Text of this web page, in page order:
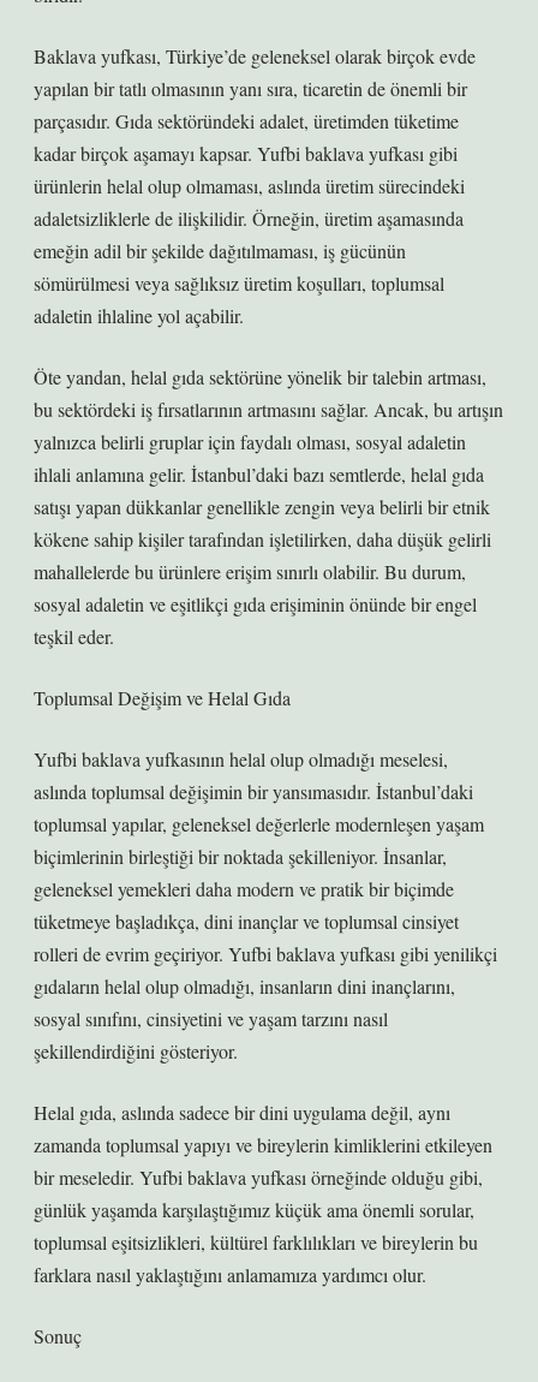
Baklava yufkası, Türkiye’de geleneksel olarak birçok evde
yapılan bir tatlı olmasının yanı sıra, ticaretin de önemli bir
parçasıdır. Gıda sektöründeki adalet, üretimden tüketime
kadar birçok aşamayı kapsar. Yufbi baklava yufkası gibi
ürünlerin helal olup olmaması, aslında üretim sürecindeki
adaletsizliklerle de ilişkilidir. Örneğin, üretim aşamasında
emeğin adil bir şekilde dağıtılmaması, iş gücünün
sömürülmesi veya sağlıksız üretim koşulları, toplumsal
adaletin ihlaline yol açabilir.
Öte yandan, helal gıda sektörüne yönelik bir talebin artması,
bu sektördeki iş fırsatlarının artmasını sağlar. Ancak, bu artışın
yalnızca belirli gruplar için faydalı olması, sosyal adaletin
ihlali anlamına gelir. İstanbul’daki bazı semtlerde, helal gıda
satışı yapan dükkanlar genellikle zengin veya belirli bir etnik
kökene sahip kişiler tarafından işletilirken, daha düşük gelirli
mahallelerde bu ürünlere erişim sınırlı olabilir. Bu durum,
sosyal adaletin ve eşitlikçi gıda erişiminin önünde bir engel
teşkil eder.
Toplumsal Değişim ve Helal Gıda
Yufbi baklava yufkasının helal olup olmadığı meselesi,
aslında toplumsal değişimin bir yansımasıdır. İstanbul’daki
toplumsal yapılar, geleneksel değerlerle modernleşen yaşam
biçimlerinin birleştiği bir noktada şekilleniyor. İnsanlar,
geleneksel yemekleri daha modern ve pratik bir biçimde
tüketmeye başladıkça, dini inançlar ve toplumsal cinsiyet
rolleri de evrim geçiriyor. Yufbi baklava yufkası gibi yenilikçi
gıdaların helal olup olmadığı, insanların dini inançlarını,
sosyal sınıfını, cinsiyetini ve yaşam tarzını nasıl
şekillendirdiğini gösteriyor.
Helal gıda, aslında sadece bir dini uygulama değil, aynı
zamanda toplumsal yapıyı ve bireylerin kimliklerini etkileyen
bir meseledir. Yufbi baklava yufkası örneğinde olduğu gibi,
günlük yaşamda karşılaştığımız küçük ama önemli sorular,
toplumsal eşitsizlikleri, kültürel farklılıkları ve bireylerin bu
farklara nasıl yaklaştığını anlamamıza yardımcı olur.
Sonuç